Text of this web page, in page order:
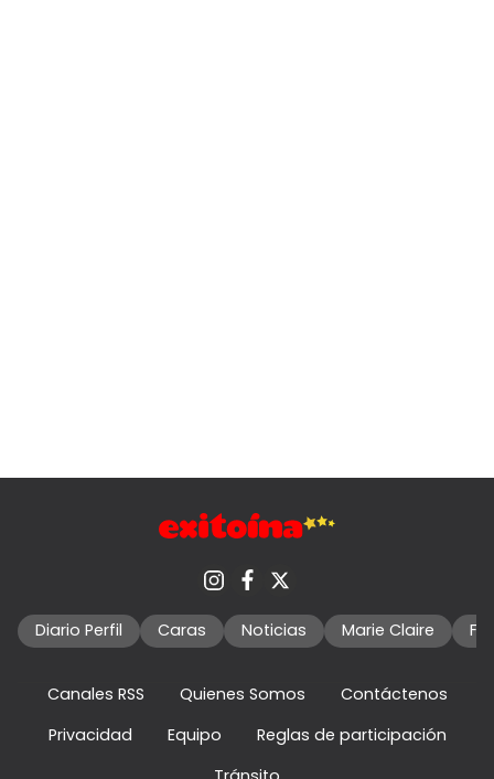
Diario Perfil Caras Noticias Marie Claire
Canales RSS Quienes Somos
Contáctenos
Privacidad
Equipo
Reglas de participación